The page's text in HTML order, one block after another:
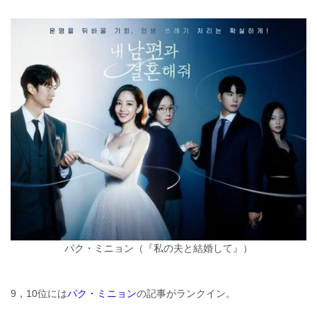
パク・ミニョン（『私の夫と結婚して』）
9，10位にはパク・ミニョンの記事がランクイン。